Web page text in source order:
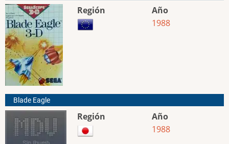
Región
Año
1988
Blade Eagle
Región
Año
1988